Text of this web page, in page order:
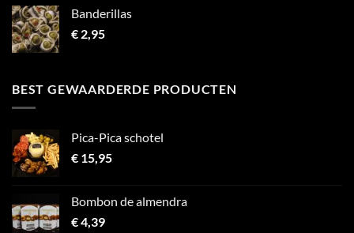
Banderillas
€ 2,95
BEST GEWAARDERDE PRODUCTEN
Pica-Pica schotel
€ 15,95
Bombon de almendra
€4,39